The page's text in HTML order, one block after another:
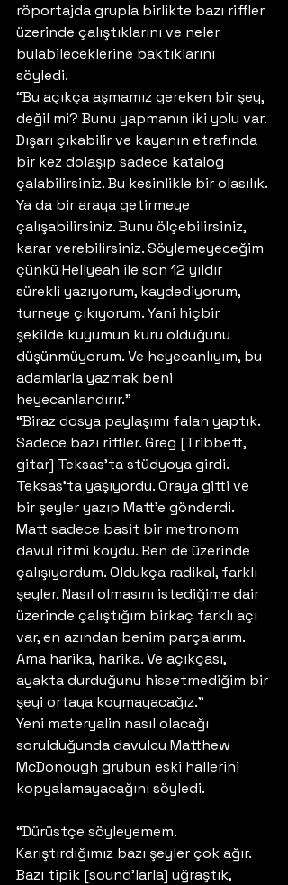
röportajda grupla birlikte bazı riffler
üzerinde çalıştıklarını ve neler
bulabileceklerine baktıklarını
söyledi.
“Bu açıkça aşmamız gereken bir şey,
değil mi? Bunu yapmanın iki yolu var.
Dışarı çıkabilir ve kayanın etrafında
bir kez dolaşıp sadece katalog
çalabilirsiniz. Bu kesinlikle bir olasılık.
Ya da bir araya getirmeye
çalışabilirsiniz. Bunu ölçebilirsiniz,
karar verebilirsiniz. Söylemeyeceğim
çünkü Hellyeah ile son 12 yıldır
sürekli yazıyorum, kaydediyorum,
turneye çıkıyorum. Yani hiçbir
şekilde kuyumun kuru olduğunu
düşünmüyorum. Ve heyecanlıyım, bu
adamlarla yazmak beni
heyecanlandırır.”
“Biraz dosya paylaşımı falan yaptık.
Sadece bazı riffler. Greg [Tribbett,
gitar] Teksas’ta stüdyoya girdi.
Teksas’ta yaşıyordu. Oraya gitti ve
bir şeyler yazıp Matt’e gönderdi.
Matt sadece basit bir metronom
davul ritmi koydu. Ben de üzerinde
çalışıyordum. Oldukça radikal, farklı
şeyler. Nasıl olmasını istediğime dair
üzerinde çalıştığım birkaç farklı açı
var, en azından benim parçalarım.
Ama harika, harika. Ve açıkçası,
ayakta durduğunu hissetmediğim bir
şeyi ortaya koymayacağız.”
Yeni materyalin nasıl olacağı
sorulduğunda davulcu Matthew
McDonough grubun eski hallerini
kopyalamayacağını söyledi.
“Dürüstçe söyleyemem.
Karıştırdığımız bazı şeyler çok ağır.
Bazı tipik [sound’larla] uğraştık,